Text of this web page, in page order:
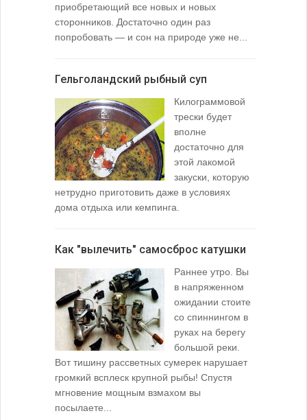
приобретающий все новых и новых
сторонников. Достаточно один раз
попробовать — и сон на природе уже не...
Гельголандский рыбный суп
Килограммовой
трески будет
вполне
достаточно для
этой лакомой
закуски, которую
нетрудно приготовить даже в условиях
дома отдыха или кемпинга.
Как "вылечить" самосброс катушки
Раннее утро. Вы
в напряженном
ожидании стоите
со спиннингом в
руках на берегу
большой реки.
Вот тишину рассветных сумерек нарушает
громкий всплеск крупной рыбы! Спустя
мгновение мощным взмахом вы
посылаете...